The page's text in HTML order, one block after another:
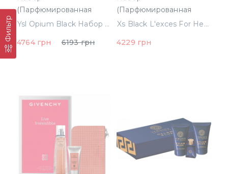
Фильтр
(Парфюмированная
вода 90 ml +
10 ml + 50 ml b/l)
Ysl Opium Black Набор (Парфюмированная вода 90 ml + Парфюмированная вода 10 ml + 50 ml b/l)
4764 грн
6193 грн
(Парфюмированная
вода 80 ml + 100 ml
Xs Black L'exces For Her Набор (Парфюмированная вода 80 ml + 100 ml Лосьон для тела) (56746)
4229 грн